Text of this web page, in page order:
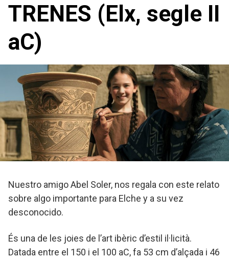
TRENES (Elx, segle II
aC)
Nuestro amigo Abel Soler, nos regala con este relato
sobre algo importante para Elche y a su vez
desconocido.
És una de les joies de l’art ibèric d’estil il·licità.
Datada entre el 150 i el 100 aC, fa 53 cm d’alçada i 46